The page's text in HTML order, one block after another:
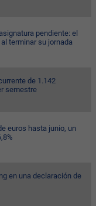
pendiente: el
terminar su jornada
de 1.142
semestre
euros hasta junio, un
en una declaración de